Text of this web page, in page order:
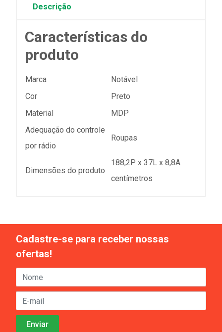
Descrição
Características do
produto
Marca
Notável
Cor
Preto
Material
MDP
Adequação do controle
por rádio
Roupas
Dimensões do produto
188,2P x 37L x 8,8A
centímetros
Cadastre-se para receber nossas
ofertas!